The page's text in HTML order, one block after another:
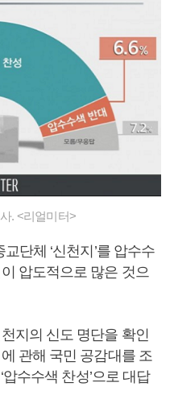
. <리얼미터>
단체 ‘신천지’를 압수수
압도적으로 많은 것으
지의 신도 명단을 확인
관해 국민 공감대를 조
수수색 찬성’으로 대답